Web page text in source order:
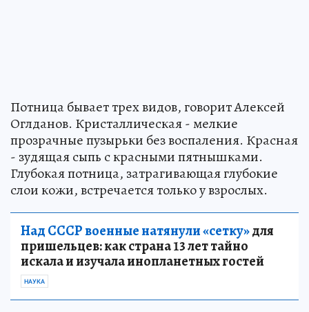
Потница бывает трех видов, говорит Алексей
Оглданов. Кристаллическая - мелкие
прозрачные пузырьки без воспаления. Красная
- зудящая сыпь с красными пятнышками.
Глубокая потница, затрагивающая глубокие
слои кожи, встречается только у взрослых.
Над СССР военные натянули «сетку»для
пришельцев: как страна 13 лет тайно
искала и изучала инопланетных гостей
НАУКА